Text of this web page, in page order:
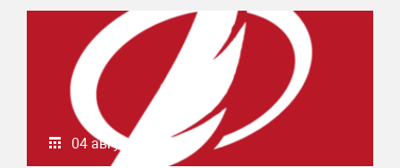
04 августа 2026